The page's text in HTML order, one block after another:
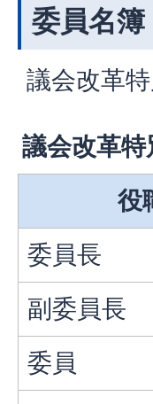
委員名簿
議会改革
議会改革
役
委員長
副委員長
委員